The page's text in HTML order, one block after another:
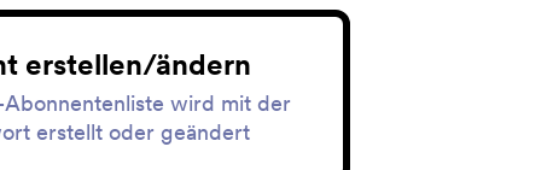
erstellen/ändern
Abonnentenliste wird mit der
erstellt oder geändert